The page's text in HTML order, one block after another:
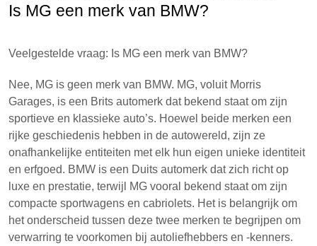
Is MG een merk van BMW?
Veelgestelde vraag: Is MG een merk van BMW?
Nee, MG is geen merk van BMW. MG, voluit Morris
Garages, is een Brits automerk dat bekend staat om zijn
sportieve en klassieke auto’s. Hoewel beide merken een
rijke geschiedenis hebben in de autowereld, zijn ze
onafhankelijke entiteiten met elk hun eigen unieke identiteit
en erfgoed. BMW is een Duits automerk dat zich richt op
luxe en prestatie, terwijl MG vooral bekend staat om zijn
compacte sportwagens en cabriolets. Het is belangrijk om
het onderscheid tussen deze twee merken te begrijpen om
verwarring te voorkomen bij autoliefhebbers en -kenners.